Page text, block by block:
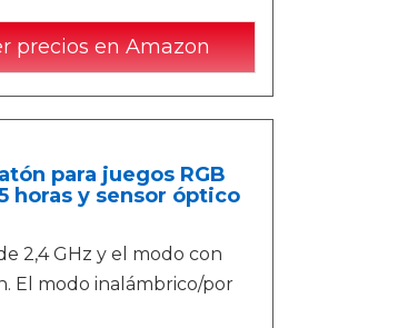
precios en Amazon
para juegos RGB
horas y sensor óptico
2,4 GHz y el modo con
El modo inalámbrico/por